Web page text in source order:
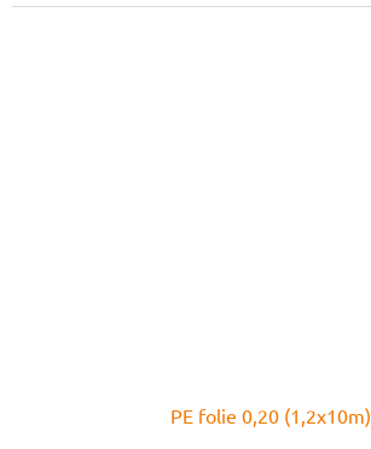
PE folie 0,20 (1,2x10m)